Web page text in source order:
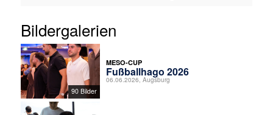
Bildergalerien
90 Bilder
MESO-CUP
Fußballhago 2026
06.06.2026, Augsburg